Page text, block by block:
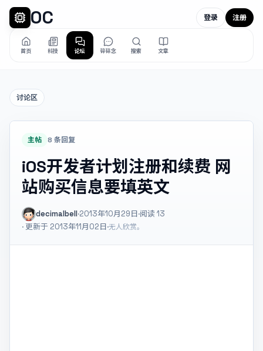
OC
首页 科技 论坛 碎碎念 搜索 文章
登录 注册
讨论区
主帖 8 条回复
iOS开发者计划注册和续费 网
站购买信息要填英文
decimalbell·2013年10月29日·阅读 13
· 更新于 2013年11月02日·无人欣赏。